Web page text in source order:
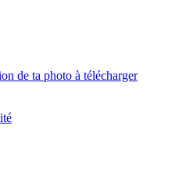
de ta photo à télécharger